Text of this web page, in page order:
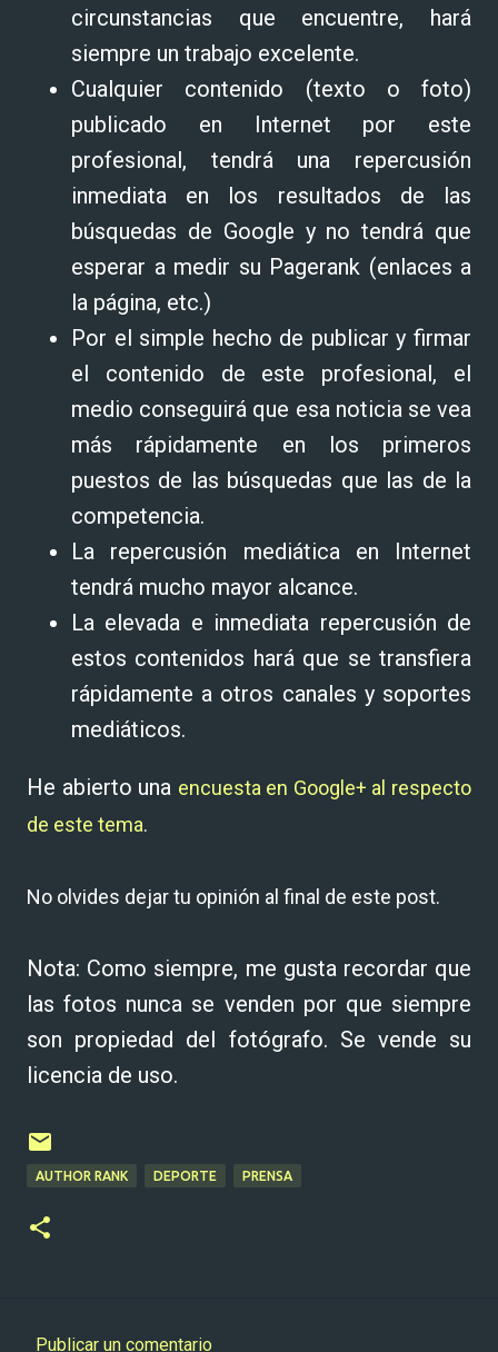
circunstancias que encuentre, hará
siempre un trabajo excelente.
Cualquier contenido (texto o foto)
publicado en Internet por este
profesional, tendrá una repercusión
inmediata en los resultados de las
búsquedas de Google y no tendrá que
esperar a medir su Pagerank (enlaces a
la página, etc.)
Por el simple hecho de publicar y firmar
el contenido de este profesional, el
medio conseguirá que esa noticia se vea
más rápidamente en los primeros
puestos de las búsquedas que las de la
competencia.
La repercusión mediática en Internet
tendrá mucho mayor alcance.
La elevada e inmediata repercusión de
estos contenidos hará que se transfiera
rápidamente a otros canales y soportes
mediáticos.
He abierto una encuesta en Google+ al respecto
de este tema.
No olvides dejar tu opinión al final de este post.
Nota: Como siempre, me gusta recordar que
las fotos nunca se venden por que siempre
son propiedad del fotógrafo. Se vende su
licencia de uso.
AUTHOR RANK DEPORTE PRENSA
Publicar un comentario